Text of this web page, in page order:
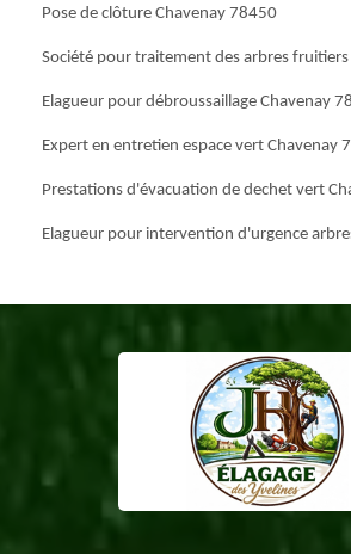
Pose de clôture Chavenay 78450
Société pour traitement des arbres
Elagueur pour débroussaillage Chavenay
Expert en entretien espace vert Chavenay
Prestations d'évacuation de dechet vert
Elagueur pour intervention d'urgence